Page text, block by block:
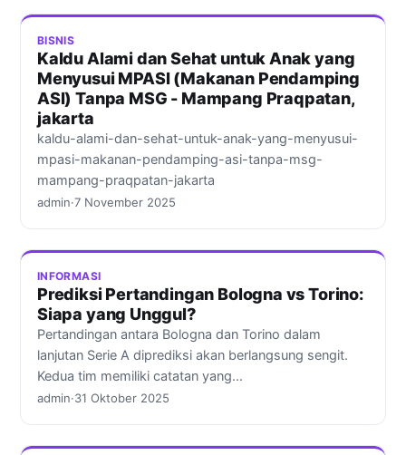
BISNIS
Kaldu Alami dan Sehat untuk Anak yang
Menyusui MPASI (Makanan Pendamping
ASI) Tanpa MSG - Mampang Praqpatan,
jakarta
kaldu-alami-dan-sehat-untuk-anak-yang-menyusui-
mpasi-makanan-pendamping-asi-tanpa-msg-
mampang-praqpatan-jakarta
admin·7 November 2025
INFORMASI
Prediksi Pertandingan Bologna vs Torino:
Siapa yang Unggul?
Pertandingan antara Bologna dan Torino dalam
lanjutan Serie A diprediksi akan berlangsung sengit.
Kedua tim memiliki catatan yang…
admin·31 Oktober 2025